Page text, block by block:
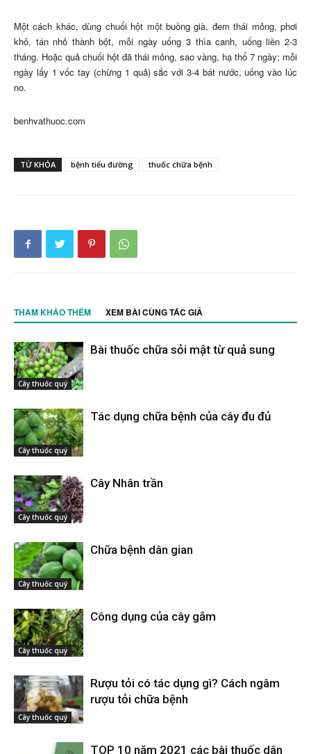
Một cách khác, dùng chuối hột một buồng già, đem thái mỏng, phơi
khô, tán nhỏ thành bột, mỗi ngày uống 3 thìa canh, uống liền 2-3
tháng. Hoặc quả chuối hột đã thái mỏng, sao vàng, hạ thổ 7 ngày; mỗi
ngày lấy 1 vốc tay (chừng 1 quả) sắc với 3-4 bát nước, uống vào lúc
no.
benhvathuoc.com
TỪ KHÓA bệnh tiểu đường thuốc chữa bệnh
THAM KHẢO THÊM XEM BÀI CÙNG TÁC GIẢ
Cây thuốc quý
Bài thuốc chữa sỏi mật từ quả sung
Cây thuốc quý
Tác dụng chữa bệnh của cây đu đủ
Cây thuốc quý
Cây Nhân trần
Cây thuốc quý
Chữa bệnh dân gian
Cây thuốc quý
Công dụng của cây gắm
Cây thuốc quý
Rượu tỏi có tác dụng gì? Cách ngâm
rượu tỏi chữa bệnh
TOP 10 năm 2021 các bài thuốc dân